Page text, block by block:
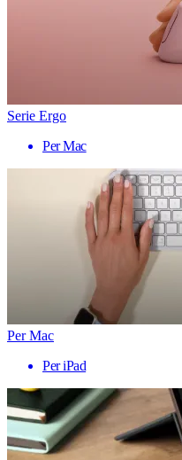
Serie Ergo
Per Mac
Per Mac
Per iPad